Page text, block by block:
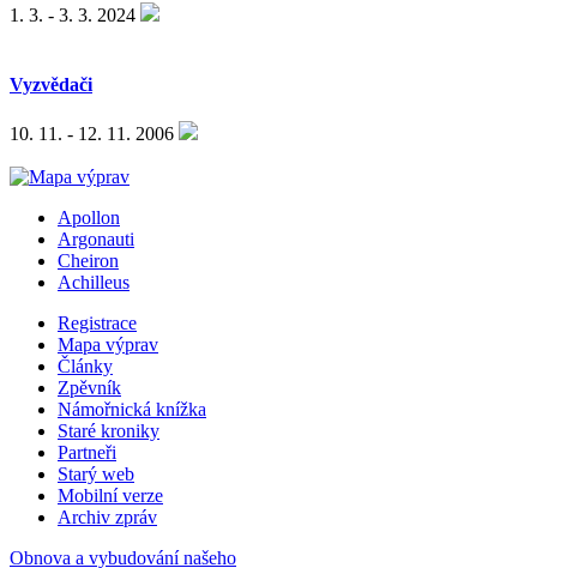
1. 3. - 3. 3. 2024
Vyzvědači
10. 11. - 12. 11. 2006
Apollon
Argonauti
Cheiron
Achilleus
Registrace
Mapa výprav
Články
Zpěvník
Námořnická knížka
Staré kroniky
Partneři
Starý web
Mobilní verze
Archiv zpráv
Obnova a vybudování našeho